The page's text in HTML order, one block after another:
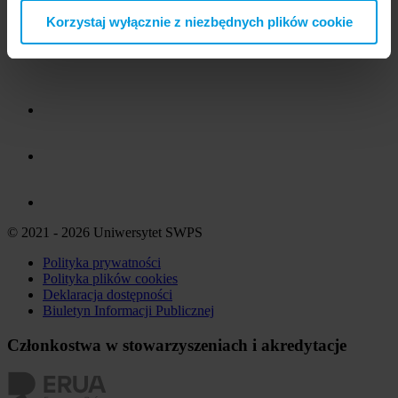
Korzystaj wyłącznie z niezbędnych plików cookie
© 2021 - 2026 Uniwersytet SWPS
Polityka prywatności
Polityka plików cookies
Deklaracja dostępności
Biuletyn Informacji Publicznej
Członkostwa w stowarzyszeniach i akredytacje